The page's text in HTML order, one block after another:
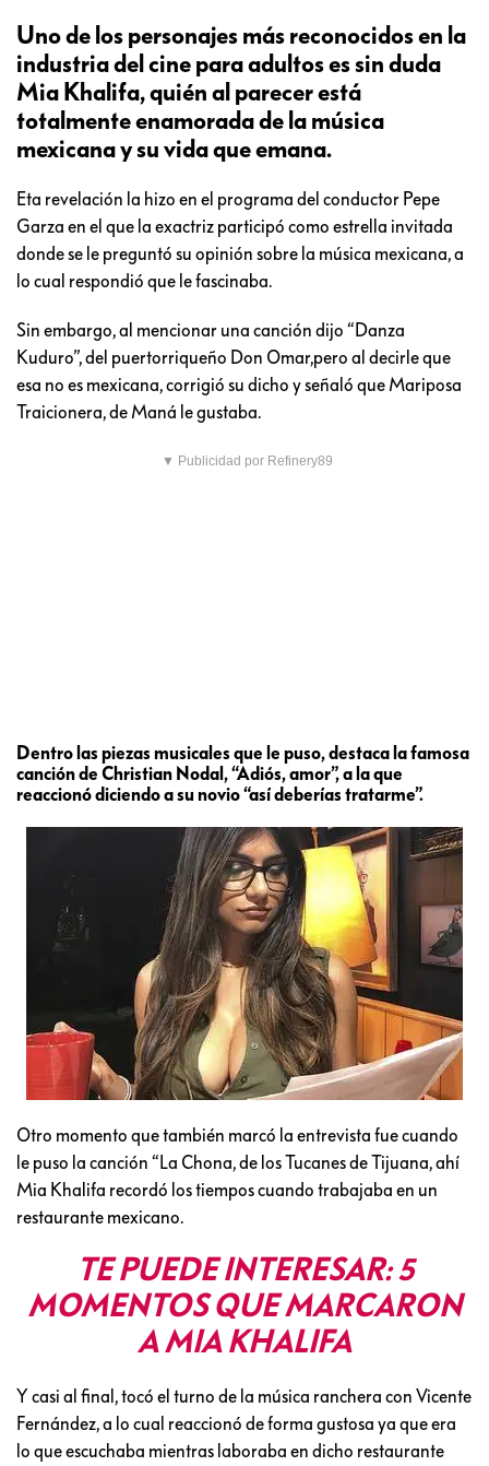
Uno de los personajes más reconocidos en la
industria del cine para adultos es sin duda
Mia Khalifa, quién al parecer está
totalmente enamorada de la música
mexicana y su vida que emana.
Eta revelación la hizo en el programa del conductor Pepe
Garza en el que la exactriz participó como estrella invitada
donde se le preguntó su opinión sobre la música mexicana, a
lo cual respondió que le fascinaba.
Sin embargo, al mencionar una canción dijo “Danza
Kuduro”, del puertorriqueño Don Omar,pero al decirle que
esa no es mexicana, corrigió su dicho y señaló que Mariposa
Traicionera, de Maná le gustaba.
▼ Publicidad por Refinery89
Dentro las piezas musicales que le puso, destaca la famosa
canción de Christian Nodal, “Adiós, amor”, a la que
reaccionó diciendo a su novio “así deberías tratarme”.
Otro momento que también marcó la entrevista fue cuando
le puso la canción “La Chona, de los Tucanes de Tijuana, ahí
Mia Khalifa recordó los tiempos cuando trabajaba en un
restaurante mexicano.
TE PUEDE INTERESAR: 5
MOMENTOS QUE MARCARON
A MIA KHALIFA
Y casi al final, tocó el turno de la música ranchera con Vicente
Fernández, a lo cual reaccionó de forma gustosa ya que era
lo que escuchaba mientras laboraba en dicho restaurante